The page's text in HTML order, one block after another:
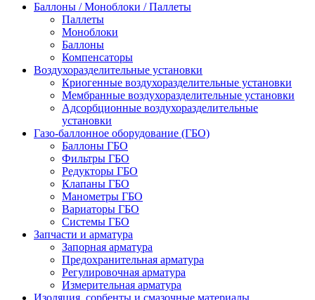
Баллоны / Моноблоки / Паллеты
Паллеты
Моноблоки
Баллоны
Компенсаторы
Воздухоразделительные установки
Криогенные воздухоразделительные установки
Мембранные воздухоразделительные установки
Адсорбционные воздухоразделительные
установки
Газо-баллонное оборудование (ГБО)
Баллоны ГБО
Фильтры ГБО
Редукторы ГБО
Клапаны ГБО
Манометры ГБО
Вариаторы ГБО
Системы ГБО
Запчасти и арматура
Запорная арматура
Предохранительная арматура
Регулировочная арматура
Измерительная арматура
Изоляция, сорбенты и смазочные материалы